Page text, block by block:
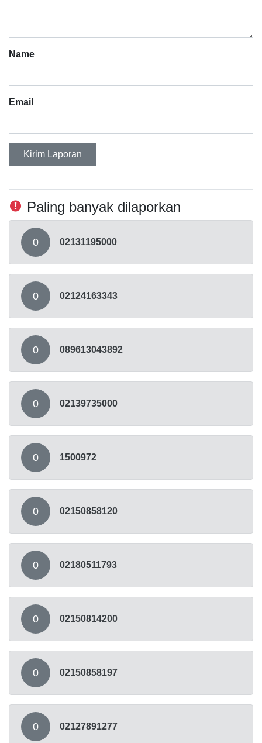
Name
Email
Kirim Laporan
Paling banyak dilaporkan
0 02131195000
0 02124163343
0 089613043892
0 02139735000
0 1500972
0 02150858120
0 02180511793
0 02150814200
0 02150858197
0 02127891277